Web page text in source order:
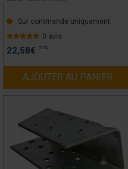
Sur commande uniquement
0 avis
22,58€ TTC
AJOUTER AU PANIER